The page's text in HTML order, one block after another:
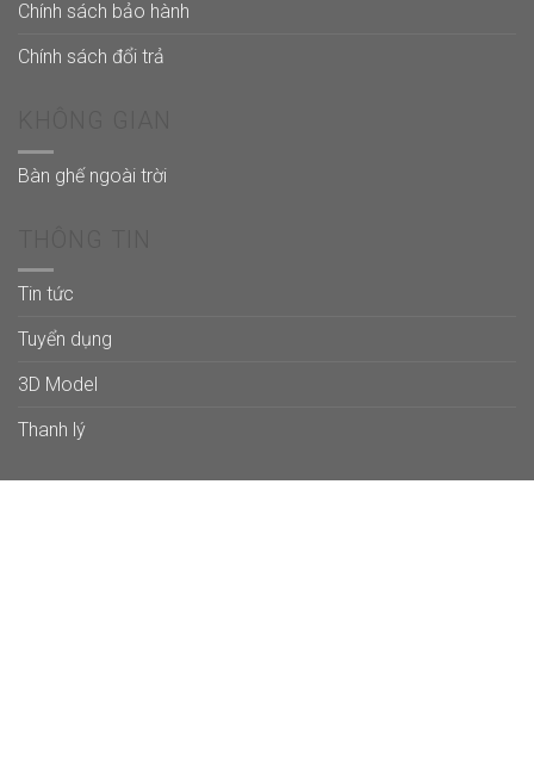
Chính sách bảo hành
Chính sách đổi trả
Bàn ghế ngoài trời
Tin tức
Tuyển dụng
3D Model
Thanh lý